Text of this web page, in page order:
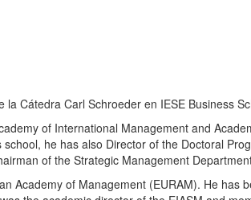
Cátedra Carl Schroeder en IESE Business
of International Management and
he has also Director of the Doctoral
of the Strategic Management
Academy of Management (EURAM). He